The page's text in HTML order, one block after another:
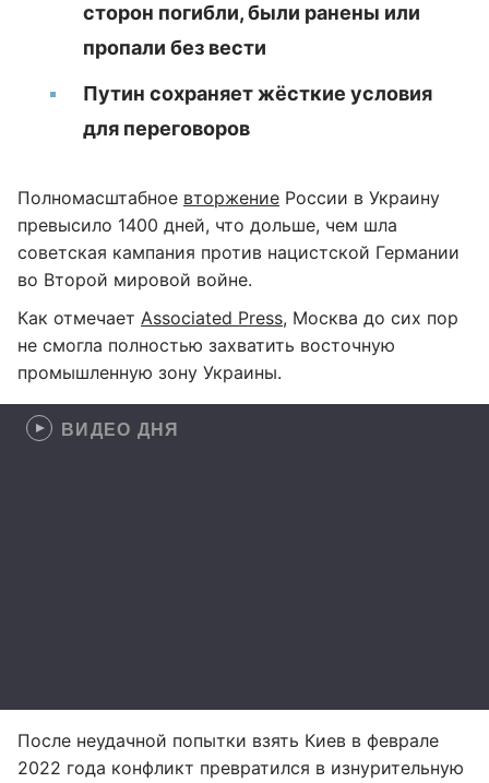
сторон погибли, были ранены или
пропали без вести
Путин сохраняет жёсткие условия
для переговоров
Полномасштабное вторжение России в Украину
превысило 1400 дней, что дольше, чем шла
советская кампания против нацистской Германии
во Второй мировой войне.
Как отмечает Associated Press, Москва до сих пор
не смогла полностью захватить восточную
промышленную зону Украины.
ВИДЕО ДНЯ
После неудачной попытки взять Киев в феврале
2022 года конфликт превратился в изнурительную